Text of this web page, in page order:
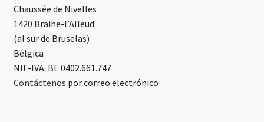
Chaussée de Nivelles
1420 Braine-l’Alleud
(al sur de Bruselas)
Bélgica
NIF-IVA: BE 0402.661.747
Contáctenos por correo electrónico